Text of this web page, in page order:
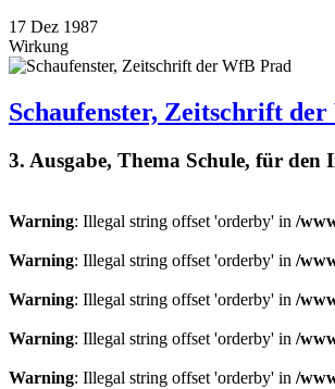
17 Dez 1987
Wirkung
Schaufenster, Zeitschrift
3. Ausgabe, Thema Schule, für
Warning: Illegal string offset 'orderby' in /
Warning: Illegal string offset 'orderby' in /
Warning: Illegal string offset 'orderby' in /
Warning: Illegal string offset 'orderby' in /
Warning: Illegal string offset 'orderby' in /